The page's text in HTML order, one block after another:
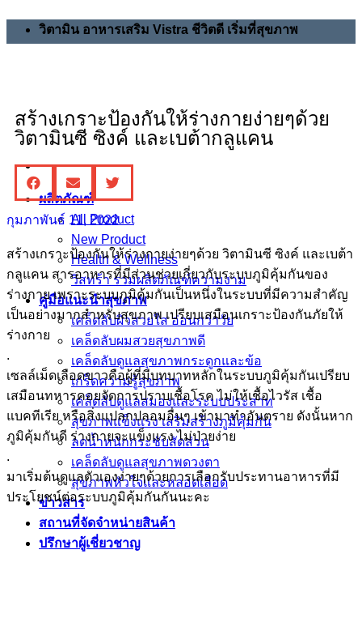
วิตามิน อาหารเสริม Vistra ชีวิตดี เริ่มที่สุขภาพ
ผลิตภัณฑ์
All Product
New Product
Health & Wellness
วิสทร้า รวมผลิตภัณฑ์ความงาม
คู่มือแนะนำสุขภาพ
เคล็ดลับผิวสวยใส อ่อนกว่าวัย
เคล็ดลับผมสวยสุขภาพดี
เคล็ดลับดูแลสุขภาพกระดูกและข้อ
เกร็ดความรู้สุขภาพ
เคล็ดลับดูแลสมองและระบบประสาท
สุขภาพแข็งแรง เสริมสร้างภูมิคุ้มกัน
ลดน้ำหนักกระชับสัดส่วน
เคล็ดลับดูแลสุขภาพดวงตา
สุขภาพหัวใจและหลอดเลือด
ข่าวสาร
สถานที่จัดจำหน่ายสินค้า
ปรึกษาผู้เชี่ยวชาญ
สร้างเกราะป้องกันให้ร่างกายง่ายๆด้วย
วิตามินซี ซิงค์ และเบต้ากลูแคน
กุมภาพันธ์ 11, 2022
สร้างเกราะป้องกันให้ร่างกายง่ายๆด้วย วิตามินซี ซิงค์ และเบต้า
กลูแคน สารอาหารที่มีส่วนช่วยเกี่ยวกับระบบภูมิคุ้มกันของ
ร่างกาย เพราะระบบภูมิคุ้มกันเป็นหนึ่งในระบบที่มีความสำคัญ
เป็นอย่างมากสำหรับสุขภาพ เปรียบเสมือนเกราะป้องกันภัยให้
ร่างกาย
.
เซลล์เม็ดเลือดขาวคือผู้ที่มีบทบาทหลักในระบบภูมิคุ้มกันเปรียบ
เสมือนทหารคอยจัดการปราบเชื้อโรค ไม่ให้เชื้อไวรัส เชื้อ
แบคทีเรีย หรือสิ่งแปลกปลอมอื่นๆ เข้ามาทำอันตราย ดังนั้นหาก
ภูมิคุ้มกันดี ร่างกายจะแข็งแรง ไม่ป่วยง่าย
.
มาเริ่มต้นดูแลตัวเองง่ายๆด้วยการเลือกรับประทานอาหารที่มี
ประโยชน์ต่อระบบภูมิคุ้มกันกันนะคะ